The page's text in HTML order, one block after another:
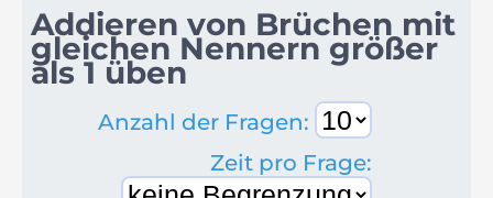
Addieren von Brüchen mit
gleichen Nennern größer
als 1 üben
Anzahl der Fragen:
Zeit pro Frage: